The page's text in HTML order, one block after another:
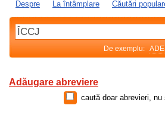
Despre La întâmplare Căutări
De exemplu:
Adăugare abreviere
caută doar abrevieri, nu